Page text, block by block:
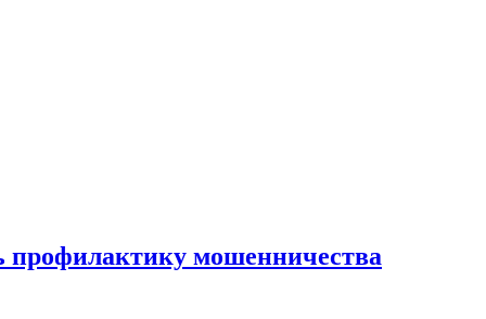
профилактику мошенничества